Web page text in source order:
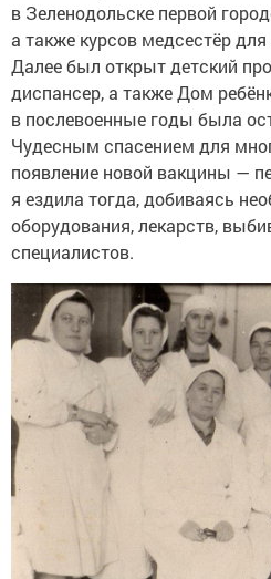
в Зеленодольске первой
а также курсов медсестёр
Далее был открыт детский
диспансер, а также Дом
в послевоенные годы была
Чудесным спасением для
появление новой вакцины —
я ездила тогда, добиваясь
оборудования, лекарств,
специалистов.